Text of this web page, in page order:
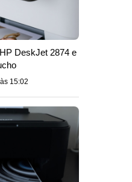
DeskJet 2874 e
15:02